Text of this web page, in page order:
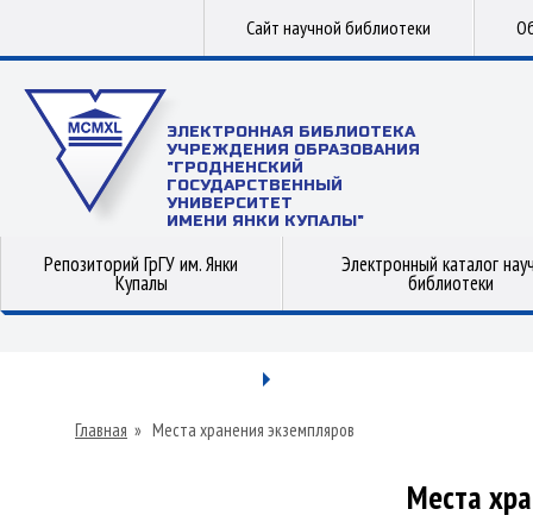
Сайт научной библиотеки
ЭЛЕКТРОННАЯ БИБЛИОТЕКА
УЧРЕЖДЕНИЯ ОБРАЗОВАНИЯ
"ГРОДНЕНСКИЙ
ГОСУДАРСТВЕННЫЙ
УНИВЕРСИТЕТ
ИМЕНИ ЯНКИ КУПАЛЫ"
Репозиторий ГрГУ им. Янки
Купалы
Электронный каталог
библиотеки
Главная » Места хранения экземпляров
Места